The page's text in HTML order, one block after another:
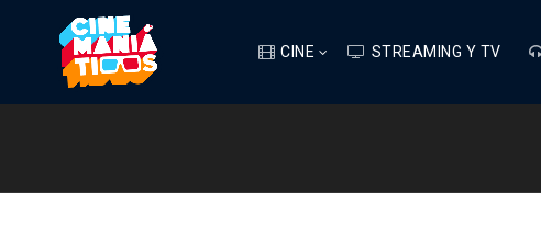
CINE STREAMING Y TV